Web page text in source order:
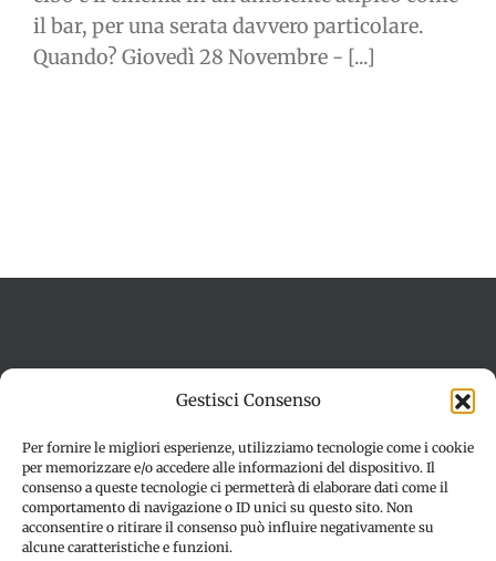
Gestisci Consenso
Per fornire le migliori esperienze, utilizziamo tecnologie come i cookie
per memorizzare e/o accedere alle informazioni del dispositivo. Il
consenso a queste tecnologie ci permetterà di elaborare dati come il
comportamento di navigazione o ID unici su questo sito. Non
acconsentire o ritirare il consenso può influire negativamente su
alcune caratteristiche e funzioni.
il bar, per una serata davvero particolare.
Quando? Giovedì 28 Novembre - [...]
Dichiarazione sulla Privacy (UE)
Disconoscimento